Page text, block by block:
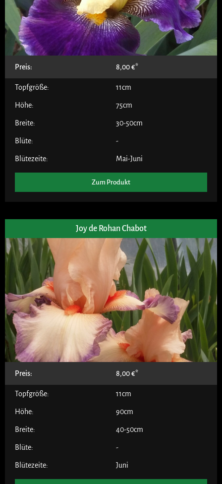
Preis: 8,00€
Topfgröße: 11cm
Höhe: 75cm
Breite: 30-50cm
Blüte: -
Blütezeite: Mai-Juni
Zum Produkt
Joy de Rohan Chabot
Preis: 8,00€
Topfgröße: 11cm
Höhe: 90cm
Breite: 40-50cm
Blüte: -
Blütezeite: Juni